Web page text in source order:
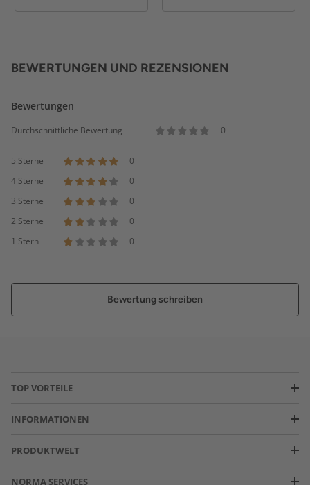
BEWERTUNGEN UND REZENSIONEN
Bewertungen
Durchschnittliche Bewertung 0
5 Sterne
0
4 Sterne
0
3 Sterne
0
2 Sterne
0
1 Stern
0
Bewertung schreiben
TOP VORTEILE
INFORMATIONEN
PRODUKTWELT
NORMA SERVICES